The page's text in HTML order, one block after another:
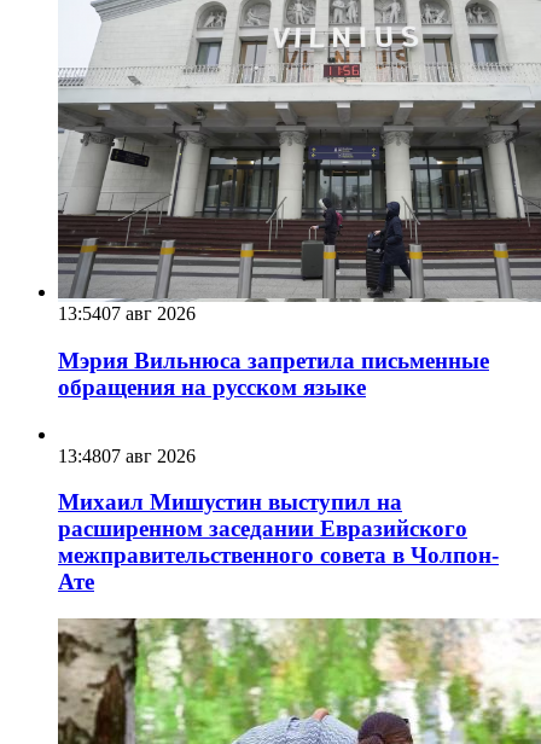
13:5407 авг 2026
Мэрия Вильнюса запретила письменные
обращения на русском языке
13:4807 авг 2026
Михаил Мишустин выступил на
расширенном заседании Евразийского
межправительственного совета в Чолпон-
Ате